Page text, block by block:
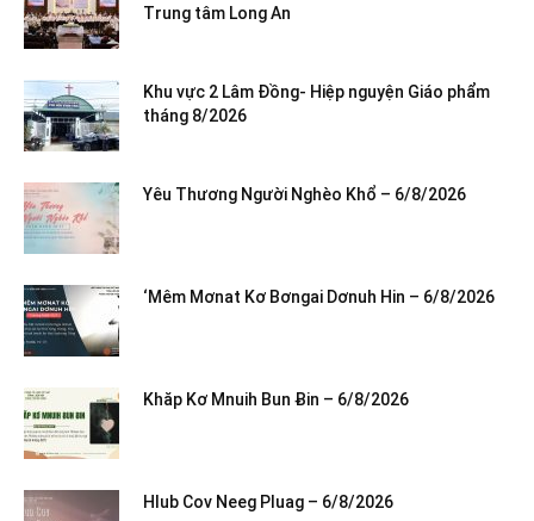
Trung tâm Long An
Khu vực 2 Lâm Đồng- Hiệp nguyện Giáo phẩm
tháng 8/2026
Yêu Thương Người Nghèo Khổ – 6/8/2026
‘Mêm Mơnat Kơ Bơngai Dơnuh Hin – 6/8/2026
Khăp Kơ Mnuih Bun Ƀin – 6/8/2026
Hlub Cov Neeg Pluag – 6/8/2026